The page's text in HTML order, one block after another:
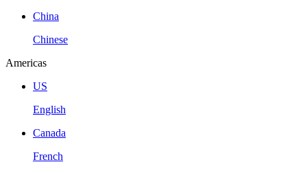
China
Chinese
Americas
US
English
Canada
French